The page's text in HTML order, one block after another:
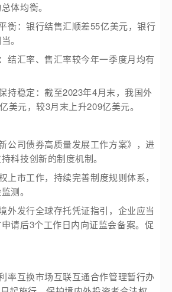
体均衡。
衡：银行结售汇顺差55亿美元，银行
。
结汇率、售汇率较今年一季度月均有
持稳定：截至2023年4月末，我国外
美元，较3月末上升209亿美元。
公司债券高质量发展工作方案》，进
科技创新的制度机制。
上市工作，持续完善制度规则体系，
测。
外发行全球存托凭证指引，企业应当
请后3个工作日内向证监会备案。促
率互换市场互联互通合作管理暂行办